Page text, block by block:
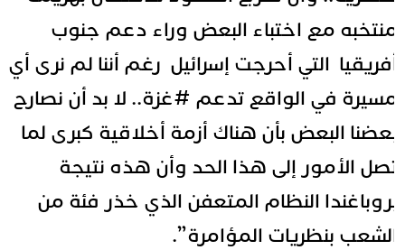
مع اختباء البعض وراء دعم جنوب
التي أحرجت إسرائيلرغم أننا لم نرى أي
في الواقع تدعم#غزة.. لا بد أن نصارح
البعض بأن هناك أزمة أخلاقية كبرى لما
الأمور إلى هذا الحد وأن هذه نتيجة
النظام المتعفن الذي خذر فئة من
بنظريات المؤامرة”.